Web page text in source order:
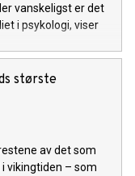
vanskeligst er det
i psykologi, viser
største
av det som
vikingtiden – som